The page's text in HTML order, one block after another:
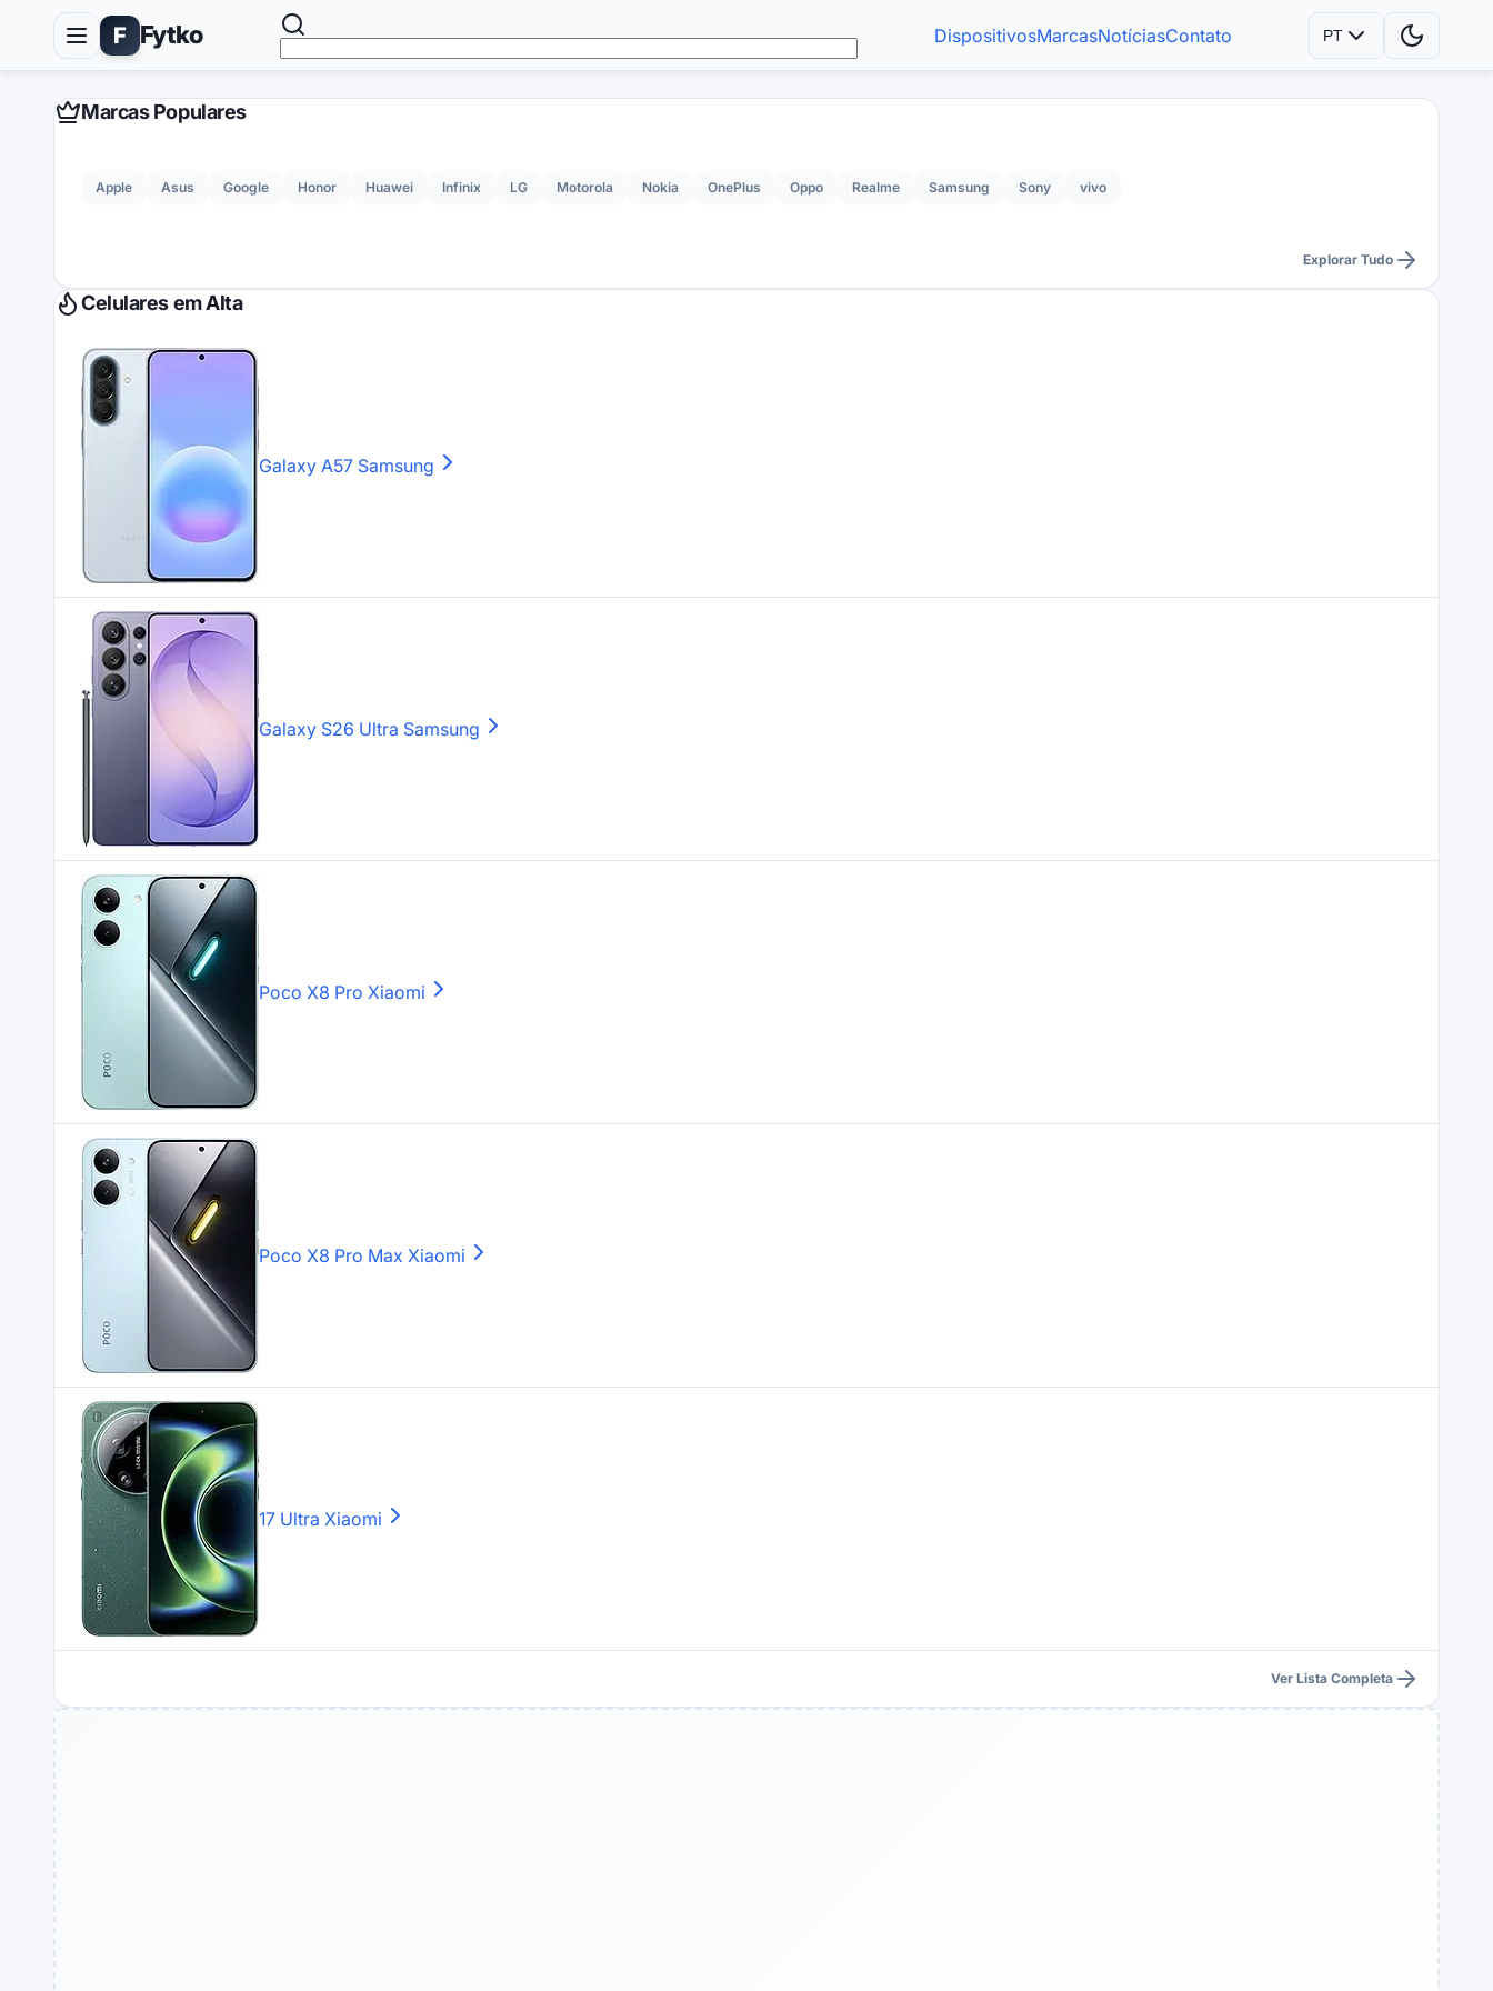
F Fytko DispositivosMarcasNotíciasContato PT
Marcas Populares
Apple Asus Google Honor Huawei Infinix LG Motorola Nokia OnePlus Oppo Realme Samsung Sony vivo
Explorar Tudo
Celulares em Alta
Galaxy A57 Samsung
Galaxy S26 Ultra Samsung
Poco X8 Pro Xiaomi
Poco X8 Pro Max Xiaomi
17 Ultra Xiaomi
Ver Lista Completa